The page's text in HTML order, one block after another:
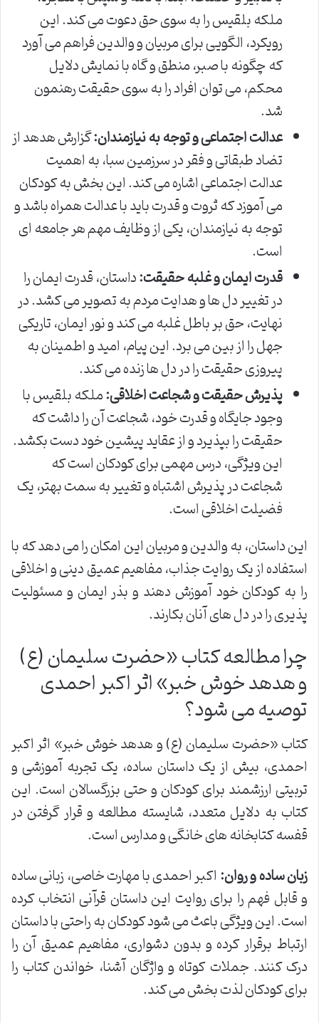
ملکه بلقیس را به سوی حق دعوت می کند. این
رویکرد، الگویی برای مربیان و والدین فراهم می آورد
که چگونه با صبر، منطق و گاه با نمایش دلایل
محکم، می توان افراد را به سوی حقیقت رهنمون
شد.
عدالت اجتماعی و توجه به نیازمندان:گزارش هدهد از
تضاد طبقاتی و فقر در سرزمین سبا، به اهمیت
عدالت اجتماعی اشاره می کند. این بخش به کودکان
می آموزد که ثروت و قدرت باید با عدالت همراه باشد و
توجه به نیازمندان، یکی از وظایف مهم هر جامعه ای
است.
قدرت ایمان و غلبه حقیقت:داستان، قدرت ایمان را
در تغییر دل ها و هدایت مردم به تصویر می کشد. در
نهایت، حق بر باطل غلبه می کند و نور ایمان، تاریکی
جهل را از بین می برد. این پیام، امید و اطمینان به
پیروزی حقیقت را در دل ها زنده می کند.
پذیرش حقیقت و شجاعت اخلاقی:ملکه بلقیس با
وجود جایگاه و قدرت خود، شجاعت آن را داشت که
حقیقت را بپذیرد و از عقاید پیشین خود دست بکشد.
این ویژگی، درس مهمی برای کودکان است که
شجاعت در پذیرش اشتباه و تغییر به سمت بهتر، یک
فضیلت اخلاقی است.
این داستان، به والدین و مربیان این امکان را می دهد که با
استفاده از یک روایت جذاب، مفاهیم عمیق دینی و اخلاقی
را به کودکان خود آموزش دهند و بذر ایمان و مسئولیت
پذیری را در دل های آنان بکارند.
چرا مطالعه کتاب «حضرت سلیمان (ع)
و هدهد خوش خبر» اثر اکبر احمدی
توصیه می شود؟
کتاب «حضرت سلیمان (ع) و هدهد خوش خبر» اثر اکبر
احمدی، بیش از یک داستان ساده، یک تجربه آموزشی و
تربیتی ارزشمند برای کودکان و حتی بزرگسالان است. این
کتاب به دلایل متعدد، شایسته مطالعه و قرار گرفتن در
قفسه کتابخانه های خانگی و مدارس است.
زبان ساده و روان:اکبر احمدی با مهارت خاصی، زبانی ساده
و قابل فهم را برای روایت این داستان قرآنی انتخاب کرده
است. این ویژگی باعث می شود کودکان به راحتی با داستان
ارتباط برقرار کرده و بدون دشواری، مفاهیم عمیق آن را
درک کنند. جملات کوتاه و واژگان آشنا، خواندن کتاب را
برای کودکان لذت بخش می کند.